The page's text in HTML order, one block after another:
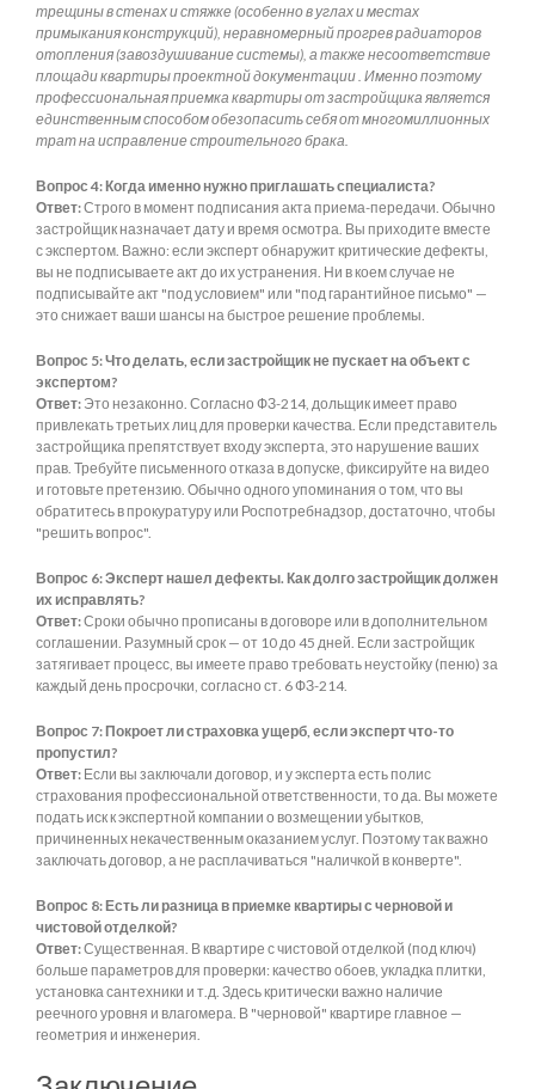
трещины в стенах и стяжке (особенно в углах и местах
примыкания конструкций), неравномерный прогрев радиаторов
отопления (завоздушивание системы), а также несоответствие
площади квартиры проектной документации . Именно поэтому
профессиональная приемка квартиры от застройщика является
единственным способом обезопасить себя от многомиллионных
трат на исправление строительного брака.
Вопрос 4: Когда именно нужно приглашать специалиста?
Ответ:Строго в момент подписания акта приема-передачи. Обычно
застройщик назначает дату и время осмотра. Вы приходите вместе
с экспертом. Важно: если эксперт обнаружит критические дефекты,
вы не подписываете акт до их устранения. Ни в коем случае не
подписывайте акт "под условием" или "под гарантийное письмо" —
это снижает ваши шансы на быстрое решение проблемы.
Вопрос 5: Что делать, если застройщик не пускает на объект с
экспертом?
Ответ: Это незаконно. Согласно ФЗ-214, дольщик имеет право
привлекать третьих лиц для проверки качества. Если представитель
застройщика препятствует входу эксперта, это нарушение ваших
прав. Требуйте письменного отказа в допуске, фиксируйте на видео
и готовьте претензию. Обычно одного упоминания о том, что вы
обратитесь в прокуратуру или Роспотребнадзор, достаточно, чтобы
"решить вопрос".
Вопрос 6: Эксперт нашел дефекты. Как долго застройщик должен
их исправлять?
Ответ:Сроки обычно прописаны в договоре или в дополнительном
соглашении. Разумный срок — от 10 до 45 дней. Если застройщик
затягивает процесс, вы имеете право требовать неустойку (пеню) за
каждый день просрочки, согласно ст. 6 ФЗ-214.
Вопрос 7: Покроет ли страховка ущерб, если эксперт что-то
пропустил?
Ответ: Если вы заключали договор, и у эксперта есть полис
страхования профессиональной ответственности, то да. Вы можете
подать иск к экспертной компании о возмещении убытков,
причиненных некачественным оказанием услуг. Поэтому так важно
заключать договор, а не расплачиваться "наличкой в конверте".
Вопрос 8: Есть ли разница в приемке квартиры с черновой и
чистовой отделкой?
Ответ:Существенная. В квартире с чистовой отделкой (под ключ)
больше параметров для проверки: качество обоев, укладка плитки,
установка сантехники и т.д. Здесь критически важно наличие
реечного уровня и влагомера. В "черновой" квартире главное —
геометрия и инженерия.